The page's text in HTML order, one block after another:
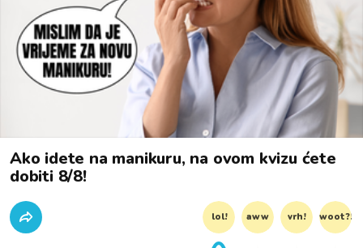
Ako idete na manikuru, na ovom kvizu ćete
dobiti 8/8!
lol! aww vrh! woot?!